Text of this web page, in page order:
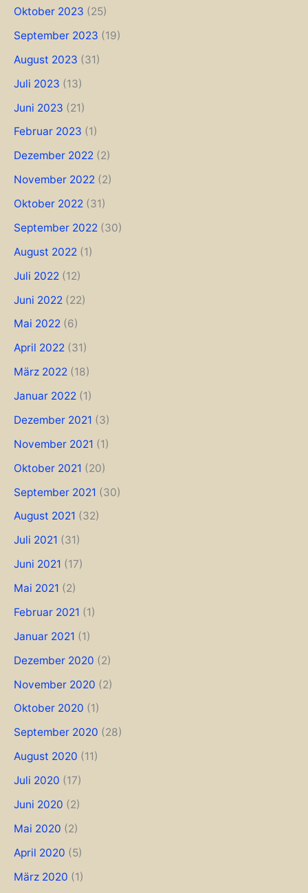
Oktober 2023 (25)
September 2023 (19)
August 2023 (31)
Juli 2023 (13)
Juni 2023 (21)
Februar 2023 (1)
Dezember 2022 (2)
November 2022 (2)
Oktober 2022 (31)
September 2022 (30)
August 2022 (1)
Juli 2022 (12)
Juni 2022 (22)
Mai 2022 (6)
April 2022 (31)
März 2022 (18)
Januar 2022 (1)
Dezember 2021 (3)
November 2021 (1)
Oktober 2021 (20)
September 2021 (30)
August 2021 (32)
Juli 2021 (31)
Juni 2021 (17)
Mai 2021 (2)
Februar 2021 (1)
Januar 2021 (1)
Dezember 2020 (2)
November 2020 (2)
Oktober 2020 (1)
September 2020 (28)
August 2020 (11)
Juli 2020 (17)
Juni 2020 (2)
Mai 2020 (2)
April 2020 (5)
März 2020 (1)